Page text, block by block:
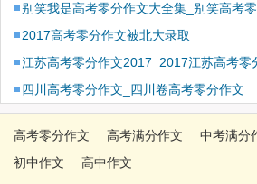
别笑我是高考零分作文大全集_别笑高考
2017高考零分作文被北大录取
江苏高考零分作文2017_2017江苏高考零
四川高考零分作文_四川卷高考零分作文
高考零分作文 高考满分作文 中考满分
初中作文
高中作文